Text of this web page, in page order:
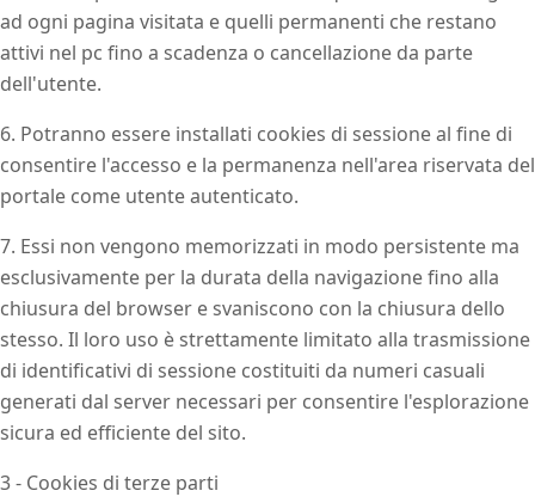
ad ogni pagina visitata e quelli permanenti che restano
attivi nel pc fino a scadenza o cancellazione da parte
dell'utente.
6. Potranno essere installati cookies di sessione al fine di
consentire l'accesso e la permanenza nell'area riservata del
portale come utente autenticato.
7. Essi non vengono memorizzati in modo persistente ma
esclusivamente per la durata della navigazione fino alla
chiusura del browser e svaniscono con la chiusura dello
stesso. Il loro uso è strettamente limitato alla trasmissione
di identificativi di sessione costituiti da numeri casuali
generati dal server necessari per consentire l'esplorazione
sicura ed efficiente del sito.
3 - Cookies di terze parti